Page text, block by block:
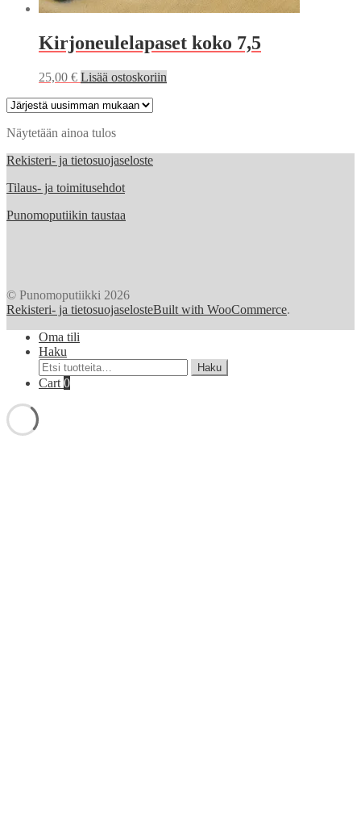
Kirjoneulelapaset koko 7,5
25,00 € Lisää ostoskoriin
Näytetään ainoa tulos
Rekisteri- ja tietosuojaseloste
Tilaus- ja toimitusehdot
Punomoputiikin taustaa
© Punomoputiikki 2026
Rekisteri- ja tietosuojaselosteBuilt with WooCommerce.
Oma tili
Haku
Etsi:
Haku
Cart 0